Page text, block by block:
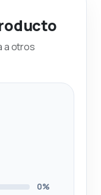
a otros
0%